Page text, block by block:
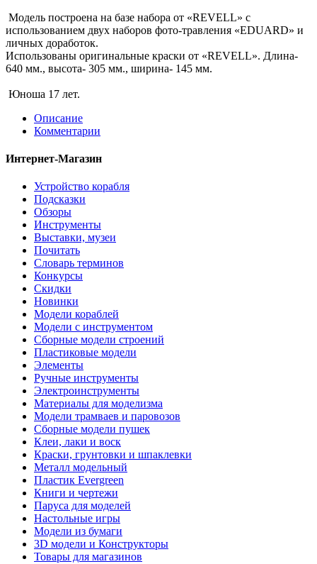
Модель построена на базе набора от «REVELL» с
использованием двух наборов фото-травления «EDUARD» и
личных доработок.
Использованы оригинальные краски от «REVELL». Длина-
640 мм., высота- 305 мм., ширина- 145 мм.
Юноша 17 лет.
Описание
Комментарии
Интернет-Магазин
Устройство корабля
Подсказки
Обзоры
Инструменты
Выставки, музеи
Почитать
Словарь терминов
Конкурсы
Скидки
Новинки
Модели кораблей
Модели с инструментом
Сборные модели строений
Пластиковые модели
Элементы
Ручные инструменты
Электроинструменты
Материалы для моделизма
Модели трамваев и паровозов
Сборные модели пушек
Клеи, лаки и воск
Краски, грунтовки и шпаклевки
Металл модельный
Пластик Evergreen
Книги и чертежи
Паруса для моделей
Настольные игры
Модели из бумаги
3D модели и Конструкторы
Товары для магазинов